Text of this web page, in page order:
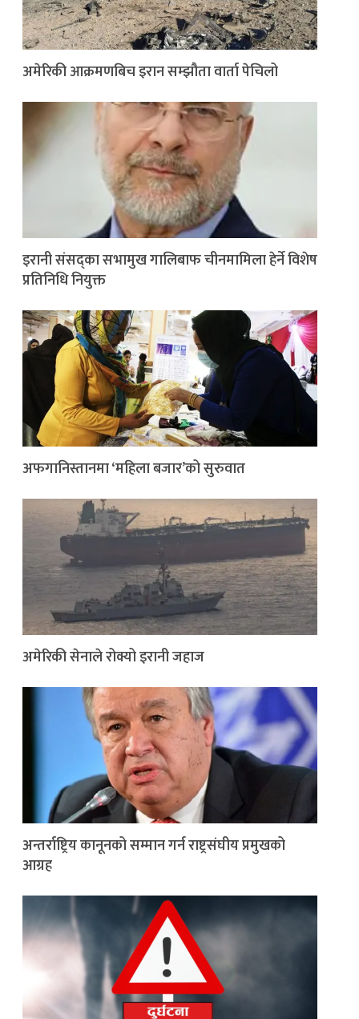
अमेरिकी आक्रमणबिच इरान सम्झौता वार्ता पेचिलो
इरानी संसद्का सभामुख गालिबाफ चीनमामिला हेर्ने विशेष
प्रतिनिधि नियुक्त
अफगानिस्तानमा ‘महिला बजार’को सुरुवात
अमेरिकी सेनाले रोक्यो इरानी जहाज
अन्तर्राष्ट्रिय कानूनको सम्मान गर्न राष्ट्रसंघीय प्रमुखको
आग्रह